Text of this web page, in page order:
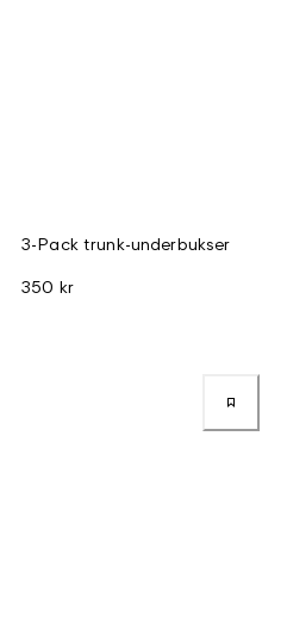
3-Pack trunk-underbukser
350 kr